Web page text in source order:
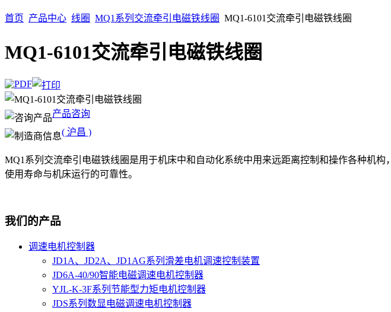
首页 产品中心 线圈 MQ1系列交流牵引电磁铁线圈 MQ1-6101交流牵引电磁铁线圈
MQ1-6101交流牵引电磁铁线圈
产品咨询
( 沪昌 )
MQ1系列交流牵引电磁铁线圈是用于机床中和自动化系统中用来远距离控制和操作各种机
使用寿命与机床运行的可靠性。
我们的产品
调速电机控制器
JD1A、JD2A、JD1AG系列滑差电机调速控制装置
JD6A-40/90智能电磁调速电机控制器
YJL-K-3F系列节能型力矩电机控制器
JDS系列数显电磁调速电机控制器